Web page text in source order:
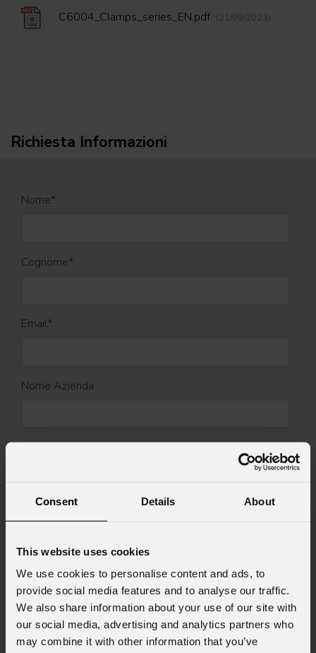
Consent Details About
This website uses cookies
We use cookies to personalise content and ads, to
provide social media features and to analyse our traffic.
We also share information about your use of our site with
our social media, advertising and analytics partners who
may combine it with other information that you’ve
C6004_Clamps_series_EN.pdf (21/09/2023)
Richiesta Informazioni
Nome*
Cognome*
Email*
Nome Azienda
Stato*
Cell.
Messaggio